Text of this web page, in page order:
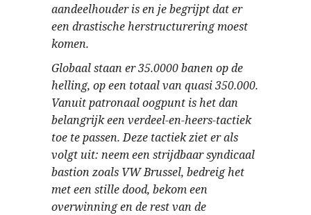
aandeelhouder is en je begrijpt dat er
een drastische herstructurering moest
komen.
Globaal staan er 35.0000 banen op de
helling, op een totaal van quasi 350.000.
Vanuit patronaal oogpunt is het dan
belangrijk een verdeel-en-heers-tactiek
toe te passen. Deze tactiek ziet er als
volgt uit: neem een strijdbaar syndicaal
bastion zoals VW Brussel, bedreig het
met een stille dood, bekom een
overwinning en de rest van de